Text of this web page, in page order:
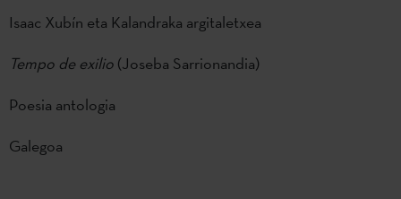
Isaac Xubín eta Kalandraka argitaletxea
Tempo de exilio (Joseba Sarrionandia)
Poesia antologia
Galegoa